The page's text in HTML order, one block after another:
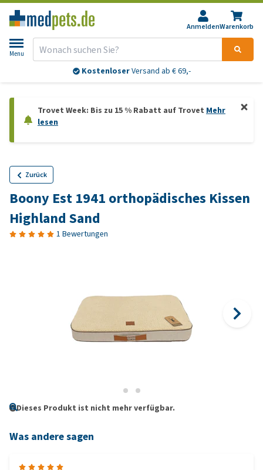
AnmeldenWarenkorb
Menu
KostenloserVersand ab € 69,-
Trovet Week: Bis zu 15 % Rabatt auf Trovet Mehr
lesen
Zurück
Boony Est 1941 orthopädisches Kissen
Highland Sand
1 Bewertungen
Dieses Produkt ist nicht mehr verfügbar.
Was andere sagen